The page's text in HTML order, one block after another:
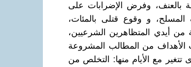
وفرض الإضرابات على
المسلح، و وقوع قتلى بالمئات،
من أيدي المتظاهرين الشرعيين،
الأهداف من المطالب المشروعة
تتغير مع الأيام منها: التخلص من